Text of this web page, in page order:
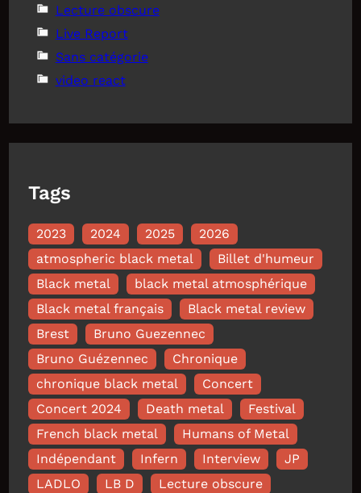
Lecture obscure
Live Report
Sans catégorie
video react
Tags
2023 2024 2025
2026
atmospheric black metal
Billet d'humeur
Black metal
black metal atmosphérique
Black metal français
Black metal review
Brest
Bruno Guezennec
Bruno Guézennec
Chronique
chronique black metal
Concert
Concert 2024
Death metal
Festival
French black metal
Humans of Metal
Indépendant
Infern Interview
JP
LADLO
LB D
Lecture obscure